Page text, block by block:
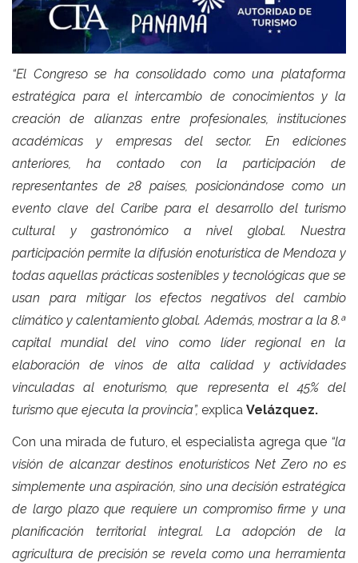
“El Congreso se ha consolidado como una plataforma
estratégica para el intercambio de conocimientos y la
creación de alianzas entre profesionales, instituciones
académicas y empresas del sector. En ediciones
anteriores, ha contado con la participación de
representantes de 28 países, posicionándose como un
evento clave del Caribe para el desarrollo del turismo
cultural y gastronómico a nivel global. Nuestra
participación permite la difusión enoturística de Mendoza y
todas aquellas prácticas sostenibles y tecnológicas que se
usan para mitigar los efectos negativos del cambio
climático y calentamiento global. Además, mostrar a la 8.ª
capital mundial del vino como líder regional en la
elaboración de vinos de alta calidad y actividades
vinculadas al enoturismo, que representa el 45% del
turismo que ejecuta la provincia”, explica Velázquez.
Con una mirada de futuro, el especialista agrega que “la
visión de alcanzar destinos enoturísticos Net Zero no es
simplemente una aspiración, sino una decisión estratégica
de largo plazo que requiere un compromiso firme y una
planificación territorial integral. La adopción de la
agricultura de precisión se revela como una herramienta